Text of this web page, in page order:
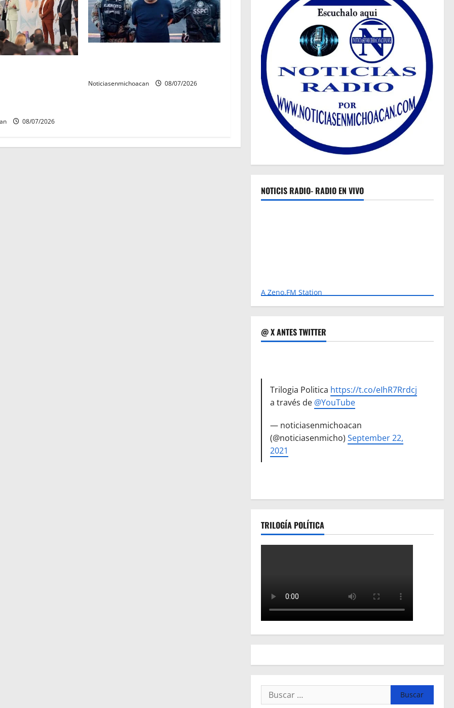
08/07/2026
Noticiasenmichoacan 08/07/2026
NOTICIS RADIO- RADIO EN VIVO
A Zeno.FM Station
@ X ANTES TWITTER
Trilogia Politica https://t.co/eIhR7Rrdcj
a través de @YouTube
— noticiasenmichoacan
(@noticiasenmicho)September 22,
2021
TRILOGÍA POLÍTICA
Buscar: